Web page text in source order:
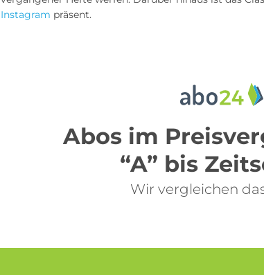
Instagram präsent.
Abos im
“A” bis
Wir vergleichen